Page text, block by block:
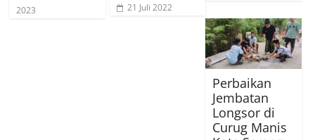
2023
21 Juli 2022
Perbaikan
Jembatan
Longsor di
Curug Manis